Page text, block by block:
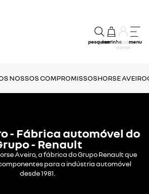
pesquisarcarrinhoa minha
conta
menu
NOSSOS COMPROMISSOSHORSE AVEIRO
- Fábrica automóvel do
- Renault
Aveiro, a fábrica do Grupo Renault que
para a indústria automóvel
desde 1981.